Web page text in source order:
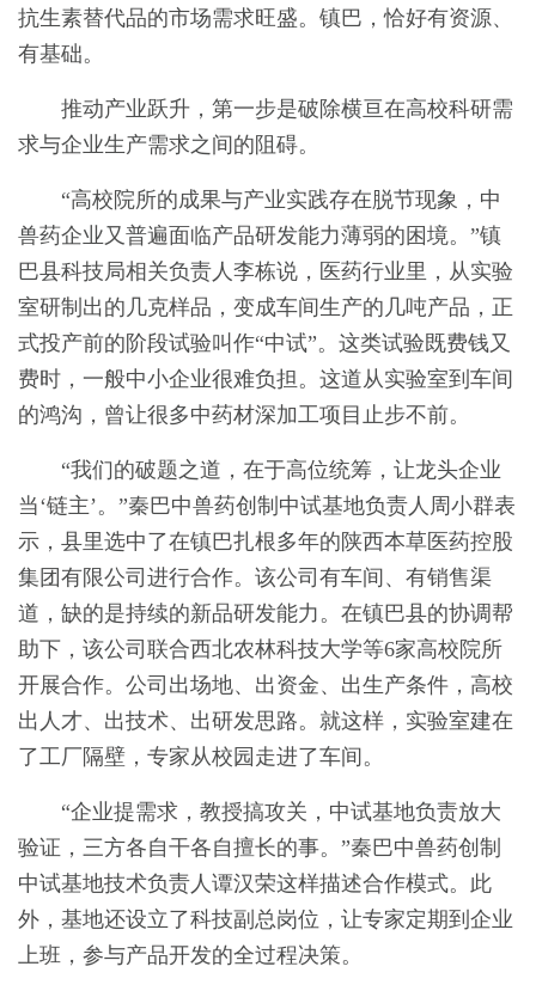
抗生素替代品的市场需求旺盛。镇巴，恰好有资源、
有基础。
推动产业跃升，第一步是破除横亘在高校科研需
求与企业生产需求之间的阻碍。
“高校院所的成果与产业实践存在脱节现象，中
兽药企业又普遍面临产品研发能力薄弱的困境。”镇
巴县科技局相关负责人李栋说，医药行业里，从实验
室研制出的几克样品，变成车间生产的几吨产品，正
式投产前的阶段试验叫作“中试”。这类试验既费钱又
费时，一般中小企业很难负担。这道从实验室到车间
的鸿沟，曾让很多中药材深加工项目止步不前。
“我们的破题之道，在于高位统筹，让龙头企业
当‘链主’。”秦巴中兽药创制中试基地负责人周小群表
示，县里选中了在镇巴扎根多年的陕西本草医药控股
集团有限公司进行合作。该公司有车间、有销售渠
道，缺的是持续的新品研发能力。在镇巴县的协调帮
助下，该公司联合西北农林科技大学等6家高校院所
开展合作。公司出场地、出资金、出生产条件，高校
出人才、出技术、出研发思路。就这样，实验室建在
了工厂隔壁，专家从校园走进了车间。
“企业提需求，教授搞攻关，中试基地负责放大
验证，三方各自干各自擅长的事。”秦巴中兽药创制
中试基地技术负责人谭汉荣这样描述合作模式。此
外，基地还设立了科技副总岗位，让专家定期到企业
上班，参与产品开发的全过程决策。